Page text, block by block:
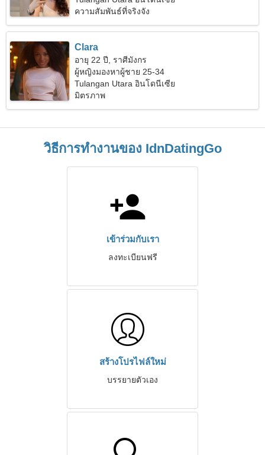
ความสัมพันธ์ที่จริงจัง
Clara
อายุ 22 ปี, ราศีมังกร
ผู้หญิงมองหาผู้ชาย 25-34
Tulangan Utara อินโดนีเซีย
มิตรภาพ
วิธีการทำงานของ IdnDatingGo
เข้าร่วมกับเรา
ลงทะเบียนฟรี
สร้างโปรไฟล์ใหม่
บรรยายตัวเอง